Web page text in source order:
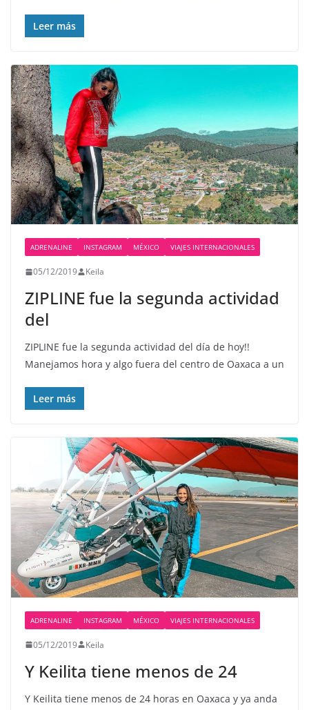
Leer más
ADRENALINE INSTAGRAM MÉXICO VIAJES INTERNACIONALES
05/12/2019 Keila
ZIPLINE fue la segunda actividad
del
ZIPLINE fue la segunda actividad del día de hoy!!
Manejamos hora y algo fuera del centro de Oaxaca a un
Leer más
ADRENALINE INSTAGRAM MÉXICO VIAJES INTERNACIONALES
05/12/2019 Keila
Y Keilita tiene menos de 24
Y Keilita tiene menos de 24 horas en Oaxaca y ya anda